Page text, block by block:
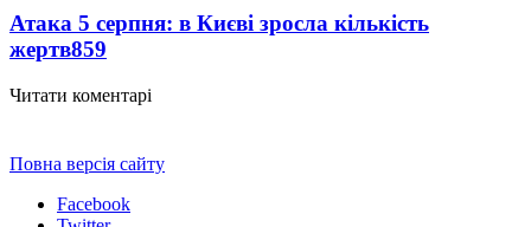
Атака 5 серпня: в Києві зросла кількість
жертв859
Читати коментарі
Повна версія сайту
Facebook